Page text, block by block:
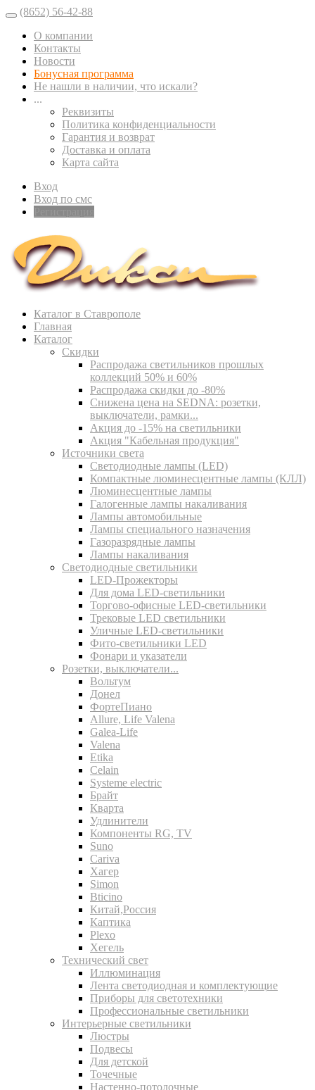
(8652) 56-42-88
О компании
Контакты
Новости
Бонусная программа
Не нашли в наличии, что искали?
...
Реквизиты
Политика конфиденциальности
Гарантия и возврат
Доставка и оплата
Карта сайта
Вход
Вход по смс
Каталог в Ставрополе
Главная
Каталог
Скидки
Распродажа светильников прошлых
коллекций 50% и 60%
Распродажа скидки до -80%
Cнижена цена на SEDNA: розетки,
выключатели, рамки...
Акция до -15% на светильники
Акция "Кабельная продукция"
Источники света
Светодиодные лампы (LED)
Компактные люминесцентные лампы (КЛЛ)
Люминесцентные лампы
Галогенные лампы накаливания
Лампы автомобильные
Лампы специального назначения
Газоразрядные лампы
Лампы накаливания
Светодиодные светильники
LED-Прожекторы
Для дома LED-светильники
Торгово-офисные LED-светильники
Трековые LED светильники
Уличные LED-светильники
Фито-светильники LED
Фонари и указатели
Розетки, выключатели...
Вольтум
Донел
ФортеПиано
Allure, Life Valena
Galea-Life
Valena
Etika
Celain
Systeme electric
Брайт
Кварта
Удлинители
Компоненты RG, TV
Suno
Cariva
Хагер
Simon
Bticino
Китай,Россия
Каптика
Plexo
Хегель
Технический свет
Иллюминация
Лента светодиодная и комплектующие
Приборы для светотехники
Профессиональные светильники
Интерьерные светильники
Люстры
Подвесы
Для детской
Точечные
Настенно-потолочные